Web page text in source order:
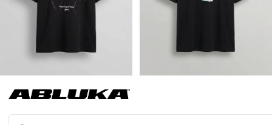
Erkek New York Baskılı Oversize T-Shirt Siyah